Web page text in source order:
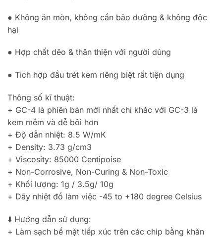
● Không ăn mòn, không cần bảo dưỡng & không độc
hại
● Hợp chất dẽo & thân thiện với người dùng
● Tích hợp đầu trét kem riêng biệt rất tiện dụng
Thông số kĩ thuật:
+ GC-4 là phiên bản mới nhất chỉ khác với GC-3 là
kem mềm và dễ bôi hơn
+ Độ dẫn nhiệt: 8.5 W/mK
+ Density: 3.73 g/cm3
+ Viscosity: 85000 Centipoise
+ Non-Corrosive, Non-Curing & Non-Toxic
+ Khối lượng: 1g / 3.5g/ 10g
+ Dãy nhiệt đồ làm việc -45 to +180 degree Celsius
⬇️ Hướng dẫn sử dụng:
+ Làm sạch bề mặt tiếp xúc trên các chip bằng khăn